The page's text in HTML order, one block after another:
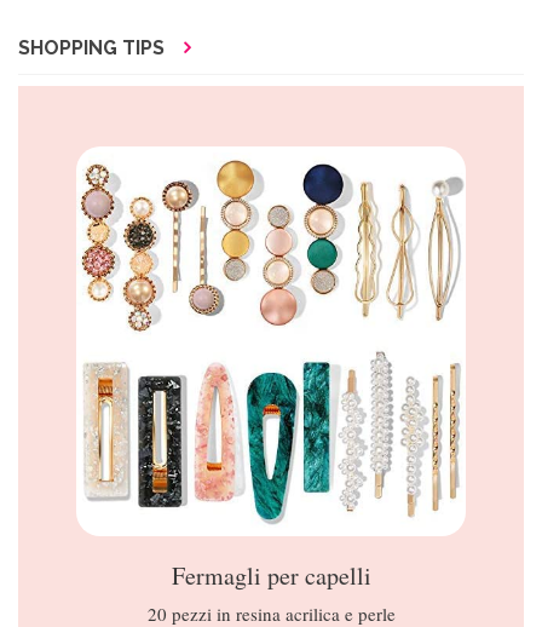
SHOPPING TIPS
Fermagli per capelli
20 pezzi in resina acrilica e perle